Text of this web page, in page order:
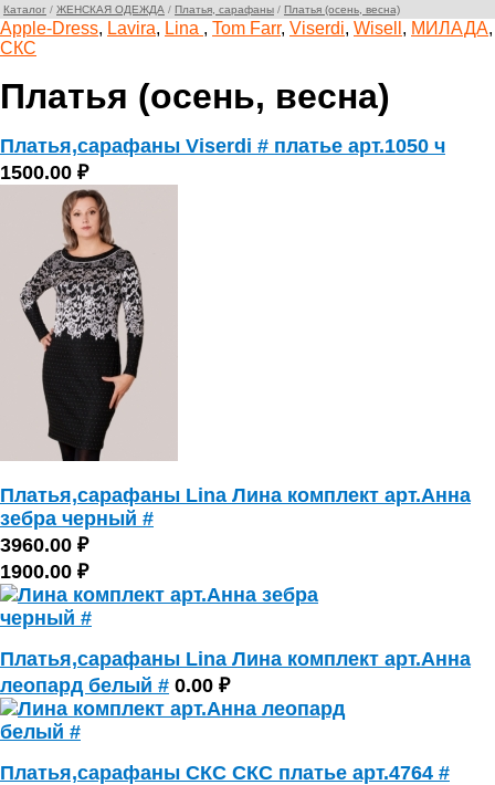
Каталог / ЖЕНСКАЯ ОДЕЖДА / Платья, сарафаны / Платья (осень, весна)
Apple-Dress, Lavira, Lina , Tom Farr, Viserdi, Wisell , МИЛАДА,
СКС
Платья (осень, весна)
Платья,сарафаны Viserdi # платье арт.1050 ч
1500.00 ₽
Платья,сарафаны Lina Лина комплект арт.Анна
зебра черный #
3960.00 ₽
1900.00 ₽
Платья,сарафаны Lina Лина комплект арт.Анна
леопард белый # 0.00 ₽
Платья,сарафаны СКС СКС платье арт.4764 #